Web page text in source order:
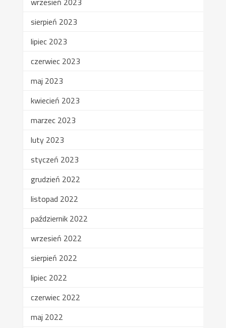
sierpień 2023
lipiec 2023
czerwiec 2023
maj 2023
kwiecień 2023
marzec 2023
luty 2023
styczeń 2023
grudzień 2022
listopad 2022
październik 2022
wrzesień 2022
sierpień 2022
lipiec 2022
czerwiec 2022
maj 2022